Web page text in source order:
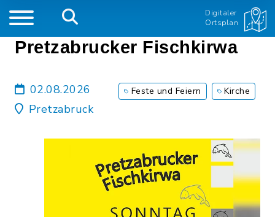
Digitaler
Ortsplan
Pretzabrucker Fischkirwa
02.08.2026
Pretzabruck
Feste und Feiern Kirche